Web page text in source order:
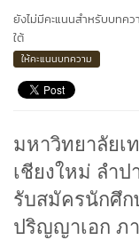
ยังไม่มีคะแนนสำหรับบทคว
ใต้
ให้คะแนนบทความ
มหาวิทยาลัยเ
เชียงใหม่ ลำป
รับสมัครนักศึ
ปริญญาเอก ภ